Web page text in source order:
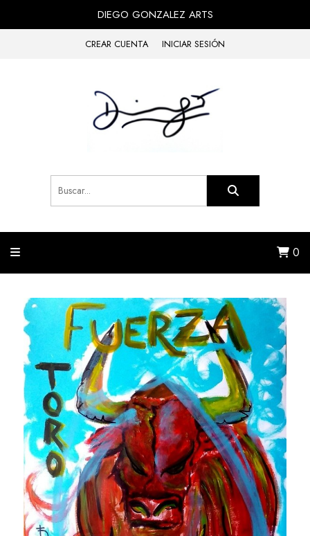
DIEGO GONZALEZ ARTS
CREAR CUENTA INICIAR SESIÓN
0